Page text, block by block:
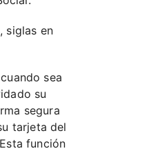
siglas en
sea
su
segura
tarjeta del
función